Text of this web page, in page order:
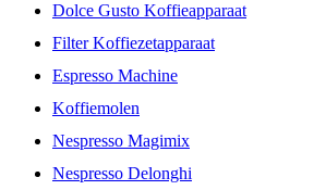
Dolce Gusto Koffieapparaat
Filter Koffiezetapparaat
Espresso Machine
Koffiemolen
Nespresso Magimix
Nespresso Delonghi